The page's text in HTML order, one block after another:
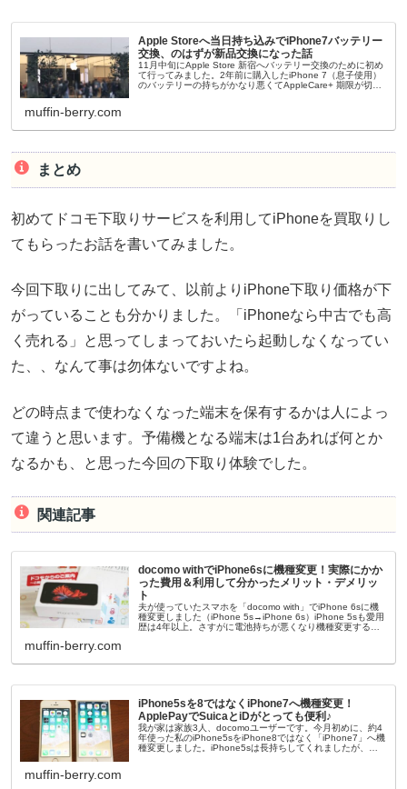
Apple Storeへ当日持ち込みでiPhone7バッテリー
交換、のはずが新品交換になった話
11月中旬にApple Store 新宿へバッテリー交換のために初め
て行ってみました。2年前に購入したiPhone 7（息子使用）
のバッテリーの持ちがかなり悪くてAppleCare+ 期限が切れ
muffin-berry.com
まとめ
初めてドコモ下取りサービスを利用してiPhoneを買取りし
てもらったお話を書いてみました。
今回下取りに出してみて、以前よりiPhone下取り価格が下
がっていることも分かりました。「iPhoneなら中古でも高
く売れる」と思ってしまっておいたら起動しなくなってい
た、、なんて事は勿体ないですよね。
どの時点まで使わなくなった端末を保有するかは人によっ
て違うと思います。予備機となる端末は1台あれば何とか
なるかも、と思った今回の下取り体験でした。
関連記事
docomo withでiPhone6sに機種変更！実際にかか
った費用＆利用して分かったメリット・デメリッ
ト
夫が使っていたスマホを「docomo with」でiPhone 6sに機
種変更しました（iPhone 5s→iPhone 6s）iPhone 5sも愛用
歴は4年以上。さすがに電池持ちが悪くなり機種変更するこ
muffin-berry.com
iPhone5sを8ではなくiPhone7へ機種変更！
ApplePayでSuicaとiDがとっても便利♪
我が家は家族3人、docomoユーザーです。今月初めに、約4
年使った私のiPhone5sをiPhone8ではなく「iPhone7」へ機
種変更しました。iPhone5sは長持ちしてくれましたが、今
muffin-berry.com